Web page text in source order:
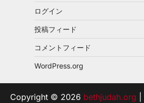
ログイン
投稿フィード
コメントフィード
WordPress.org
Copyright © 2026 bethjudah.org